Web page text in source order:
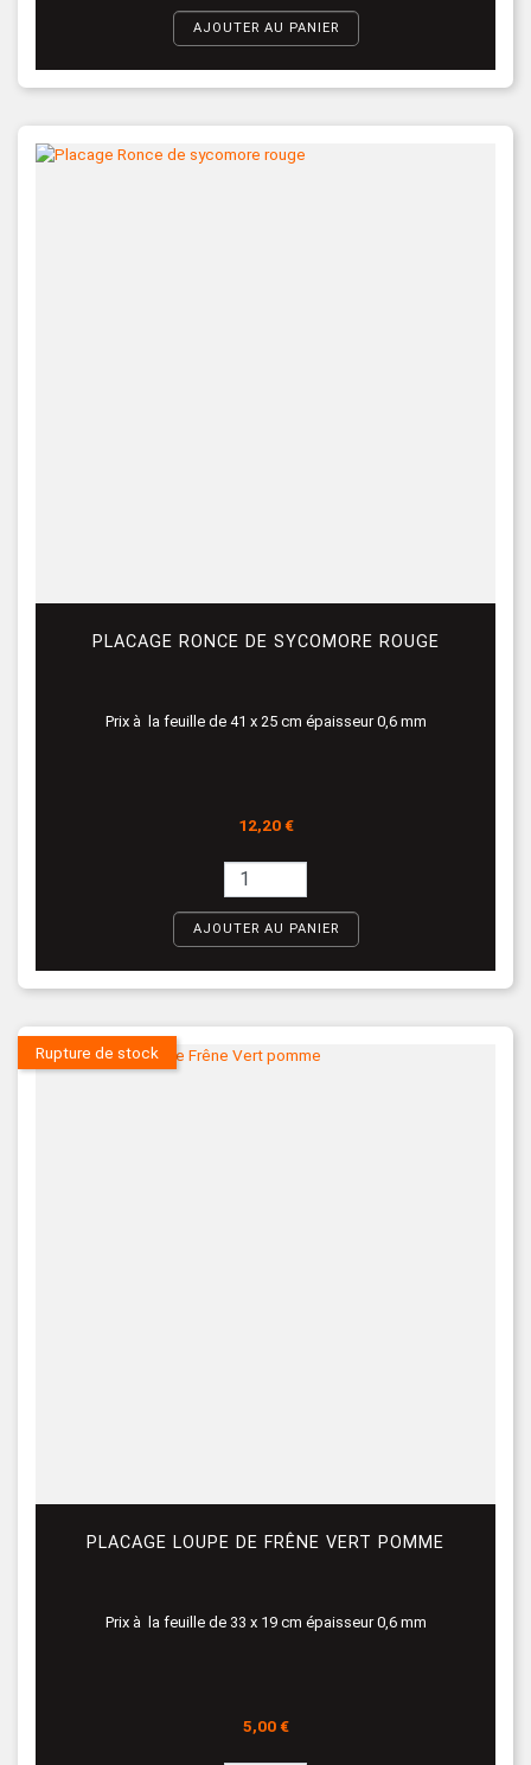
AJOUTER AU PANIER
PLACAGE RONCE DE SYCOMORE ROUGE
Prix à la feuille de 41 x 25 cm épaisseur 0,6 mm
Prix
12,20 €
AJOUTER AU PANIER
PLACAGE LOUPE DE FRÊNE VERT POMME
Prix à la feuille de 33 x 19 cm épaisseur 0,6 mm
Prix
5,00 €
Rupture de stock